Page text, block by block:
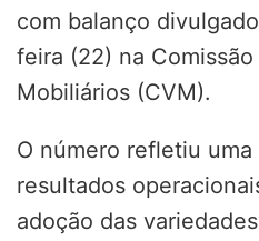
com balanço
feira (22) na
Mobiliários (CVM).
O número refletiu
resultados
adoção das